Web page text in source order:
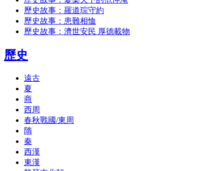
歷史故事：羅道琮守約
歷史故事：患難相恤
歷史故事：濟世安民 厚德載物
歷史
遠古
夏
商
西周
春秋戰國/東周
隋
秦
西漢
東漢